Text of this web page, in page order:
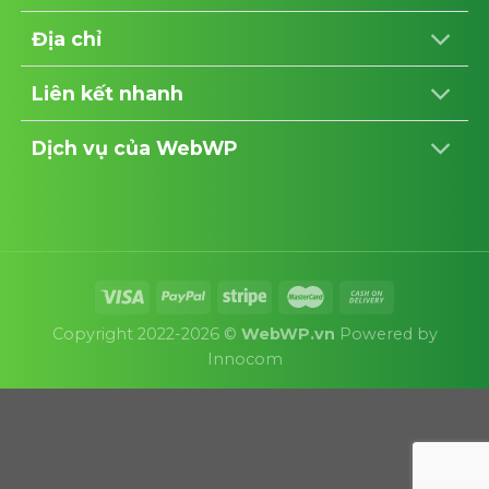
Địa chỉ
Liên kết nhanh
Dịch vụ của WebWP
Copyright 2022-2026 © WebWP.vn Powered by
Innocom